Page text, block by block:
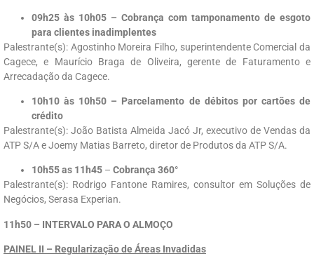
09h25 às 10h05 – Cobrança com tamponamento de esgoto
para clientes inadimplentes
Palestrante(s): Agostinho Moreira Filho, superintendente Comercial da
Cagece, e Maurício Braga de Oliveira, gerente de Faturamento e
Arrecadação da Cagece.
10h10 às 10h50 – Parcelamento de débitos por cartões de
crédito
Palestrante(s): João Batista Almeida Jacó Jr, executivo de Vendas da
ATP S/A e Joemy Matias Barreto, diretor de Produtos da ATP S/A.
10h55 as 11h45 – Cobrança 360°
Palestrante(s): Rodrigo Fantone Ramires, consultor em Soluções de
Negócios, Serasa Experian.
11h50 – INTERVALO PARA O ALMOÇO
PAINEL II – Regularização de Áreas Invadidas